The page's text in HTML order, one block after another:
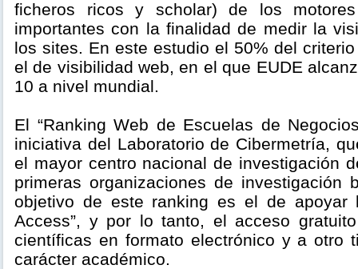
ficheros ricos y scholar) de los
importantes con la finalidad de medir la
los sites. En este estudio el 50% del
el de visibilidad web, en el que EUDE
10 a nivel mundial.
El “Ranking Web de Escuelas de
iniciativa del Laboratorio de Cibermetría,
el mayor centro nacional de investigación
primeras organizaciones de investigación
objetivo de este ranking es el de apoyar
Access”, y por lo tanto, el acceso
científicas en formato electrónico y a otro
carácter académico.